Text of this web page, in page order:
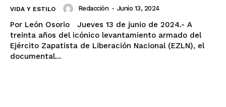
VIDA Y ESTILO Redacción - Junio 13, 2024
Por León Osorio Jueves 13 de junio de 2024.- A
treinta años del icónico levantamiento armado del
Ejército Zapatista de Liberación Nacional (EZLN), el
documental...